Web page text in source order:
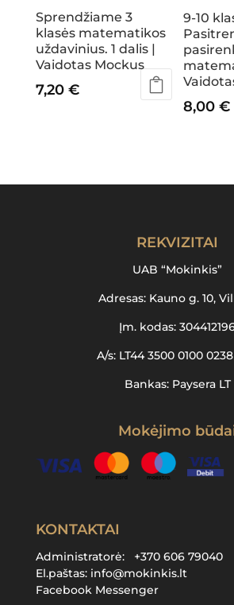
Sprendžiame 3
klasės matematikos
uždavinius. 1 dalis |
Vaidotas Mockus
7,20 €
9-10
8,00€
REKVIZITAI
UAB “Mokinkis”
Adresas: Kauno g. 10,
Įm. kodas:
A/s: LT44 3500 0100 0238
Bankas: Paysera LT
Mokėjimo
KONTAKTAI
Administratorė: +370 606 79040
El.paštas: info@mokinkis.lt
Facebook Messenger